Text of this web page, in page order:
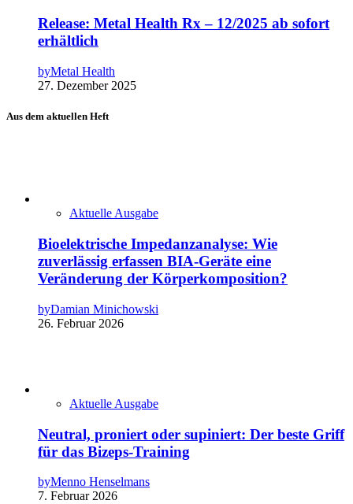
Release: Metal Health Rx – 12/2025 ab sofort
erhältlich
byMetal Health
27. Dezember 2025
Aus dem aktuellen Heft
Aktuelle Ausgabe
Bioelektrische Impedanzanalyse: Wie
zuverlässig erfassen BIA-Geräte eine
Veränderung der Körperkomposition?
byDamian Minichowski
26. Februar 2026
Aktuelle Ausgabe
Neutral, proniert oder supiniert: Der beste Griff
für das Bizeps-Training
byMenno Henselmans
7. Februar 2026